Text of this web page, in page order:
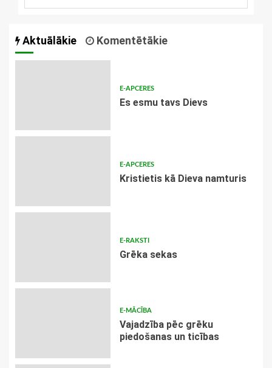
Aktuālākie Komentētākie
E-APCERES
Es esmu tavs Dievs
E-APCERES
Kristietis kā Dieva namturis
E-RAKSTI
Grēka sekas
E-MĀCĪBA
Vajadzība pēc grēku
piedošanas un ticības